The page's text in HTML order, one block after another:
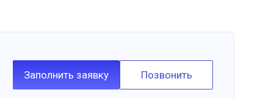
Заполнить заявку Позвонить